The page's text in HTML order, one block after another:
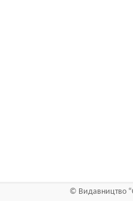
© Видавництво